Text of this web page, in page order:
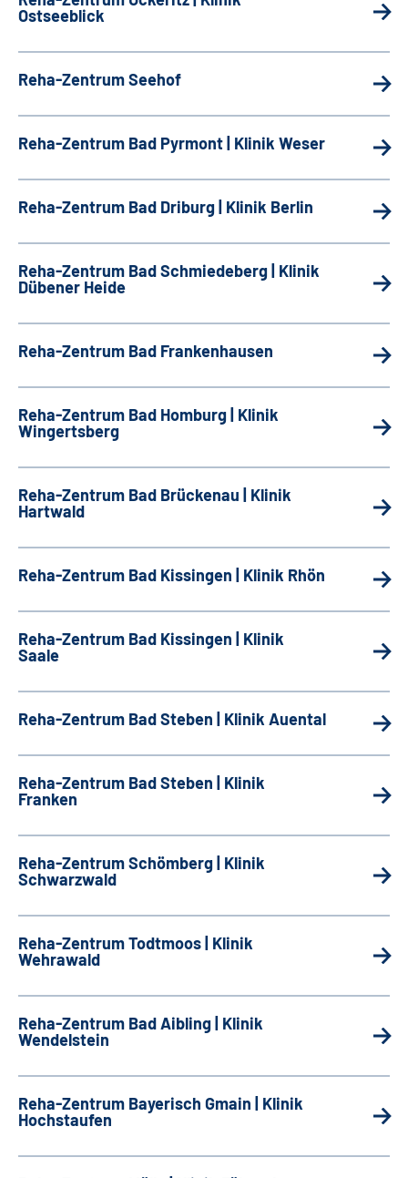
Ostseeblick
Reha-Zentrum Seehof
Reha-Zentrum Bad Pyrmont | Klinik Weser
Reha-Zentrum Bad Driburg | Klinik Berlin
Reha-Zentrum Bad Schmiedeberg | Klinik
Dübener Heide
Reha-Zentrum Bad Frankenhausen
Reha-Zentrum Bad Homburg | Klinik
Wingertsberg
Reha-Zentrum Bad Brückenau | Klinik
Hartwald
Reha-Zentrum Bad Kissingen | Klinik Rhön
Reha-Zentrum Bad Kissingen | Klinik
Saale
Reha-Zentrum Bad Steben | Klinik Auental
Reha-Zentrum Bad Steben | Klinik
Franken
Reha-Zentrum Schömberg | Klinik
Schwarzwald
Reha-Zentrum Todtmoos | Klinik
Wehrawald
Reha-Zentrum Bad Aibling | Klinik
Wendelstein
Reha-Zentrum Bayerisch Gmain | Klinik
Hochstaufen